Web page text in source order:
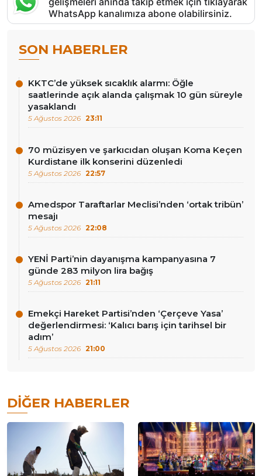
WhatsApp kanalımıza abone olabilirsiniz.
SON HABERLER
KKTC’de yüksek sıcaklık alarmı: Öğle
saatlerinde açık alanda çalışmak 10 gün süreyle
yasaklandı
5 Ağustos 2026 23:11
70 müzisyen ve şarkıcıdan oluşan Koma Keçen
Kurdistane ilk konserini düzenledi
5 Ağustos 2026 22:57
Amedspor Taraftarlar Meclisi’nden ‘ortak tribün’
mesajı
5 Ağustos 2026 22:08
YENİ Parti’nin dayanışma kampanyasına 7
günde 283 milyon lira bağış
5 Ağustos 2026 21:11
Emekçi Hareket Partisi’nden ‘Çerçeve Yasa’
değerlendirmesi: ‘Kalıcı barış için tarihsel bir
adım’
5 Ağustos 2026 21:00
DIĞER HABERLER